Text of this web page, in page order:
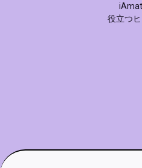
役立つ